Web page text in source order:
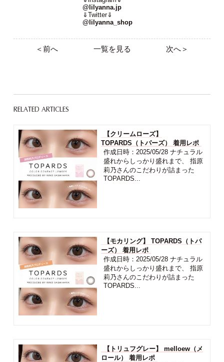
@lilyanna.jp
⇓Twitter⇓
@lilyanna_shop
＜前へ 一覧を見る 次へ＞
RELATED ARTICLES
【クリームローズ】
TOPARDS（トパーズ） 着用レポ
作成日時：2025/05/28 ナチュラル
盛れからしっかり盛れまで、 指原
莉乃さんのこだわりが詰まった
TOPARDS...
【モカリング】 TOPARDS（トパ
ーズ） 着用レポ
作成日時：2025/05/28 ナチュラル
盛れからしっかり盛れまで、 指原
莉乃さんのこだわりが詰まった
TOPARDS...
【トリュフグレー】 melloew（メ
ロール） 着用レポ